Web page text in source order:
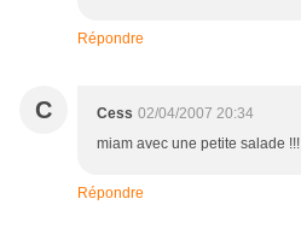
Répondre
C Cess 02/04/2007 20:34
miam avec une petite salade !!!
Répondre